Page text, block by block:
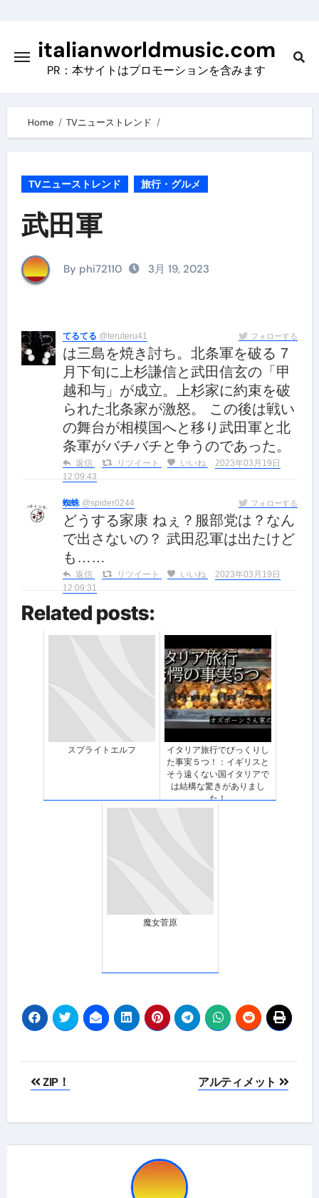
contentitalianworldmusic.com
PR：本サイトはプロモーションを含みます
Home TVニューストレンド
TVニューストレンド 旅行・グルメ
武田軍
By phi72110 3月 19, 2023
てるてる @teruteru41 フォローする
は三島を焼き討ち。北条軍を破る 7
月下旬に上杉謙信と武田信玄の「甲
越和与」が成立。上杉家に約束を破
られた北条家が激怒。 この後は戦い
の舞台が相模国へと移り武田軍と北
条軍がバチバチと争うのであった。
返信 リツイート いいね
2023年03月19日
12:09:43
蜘蛛 @spider0244 フォローする
どうする家康 ねぇ？服部党は？なん
で出さないの？ 武田忍軍は出たけど
も……
返信 リツイート いいね
2023年03月19日
12:09:31
Related posts:
スプライトエルフ
イタリア旅行でびっくりし
た事実５つ！：イギリスと
そう遠くない国イタリアで
は結構な驚きがありまし
た！
魔女菅原
投ZIP！ アルティメット